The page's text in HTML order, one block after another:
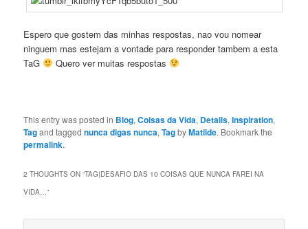
Espero que gostem das minhas respostas, nao vou nomear
ninguem mas estejam a vontade para responder tambem a esta
TaG
Quero ver muitas respostas
This entry was posted in Blog,Coisas da Vida, Details,Inspiration,
Tagand taggednunca digas nunca,TagbyMatilde. Bookmark the
permalink.
2 THOUGHTS ON “TAG|DESAFIO DAS 10 COISAS QUE NUNCA FAREI NA
VIDA…”